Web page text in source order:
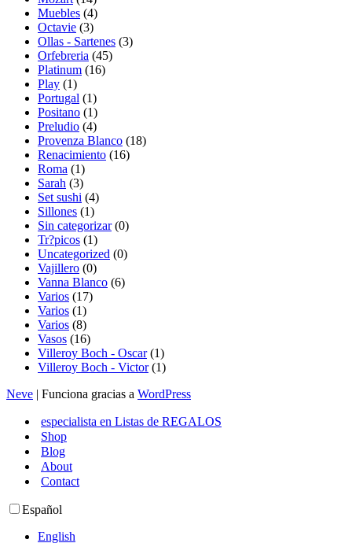
Muebles (4)
Octavie (3)
Ollas - Sartenes (3)
Orfebreria (45)
Platinum (16)
Play (1)
Portugal (1)
Positano (1)
Preludio (4)
Provenza Blanco (18)
Renacimiento (16)
Roma (1)
Sarah (3)
Set sushi (4)
Sillones (1)
Sin categorizar (0)
Tr?picos (1)
Uncategorized (0)
Vajillero (0)
Vanna Blanco (6)
Varios (17)
Varios (1)
Varios (8)
Vasos (16)
Villeroy Boch - Oscar (1)
Villeroy Boch - Victor (1)
Neve | Funciona gracias a WordPress
especialista en Listas de REGALOS
Shop
Blog
About
Contact
Español
English